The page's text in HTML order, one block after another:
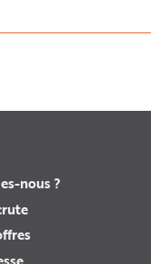
nous ?